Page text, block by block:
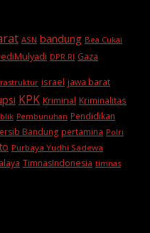
ASN bandung Bea Cukai
DPR RI Gaza
israel jawa barat
KPK Kriminal Kriminalitas
Pembunuhan Pendidikan
Bandung pertamina Polri
Purbaya Yudhi Sadewa
TimnasIndonesia timnas